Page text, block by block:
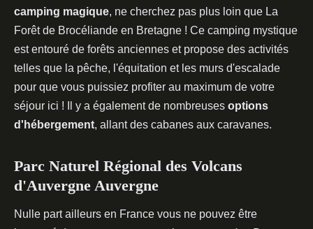
camping magique, ne cherchez pas plus loin que La
Forêt de Brocéliande en Bretagne ! Ce camping mystique
est entouré de forêts anciennes et propose des activités
telles que la pêche, l'équitation et les murs d'escalade
pour que vous puissiez profiter au maximum de votre
séjour ici ! Il y a également de nombreuses options
d'hébergement, allant des cabanes aux caravanes.
Parc Naturel Régional des Volcans
d'Auvergne Auvergne
Nulle part ailleurs en France vous ne pouvez être